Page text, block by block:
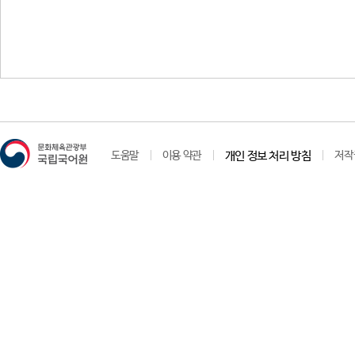
도움말 이용 약관 개인 정보 처리 방침 저